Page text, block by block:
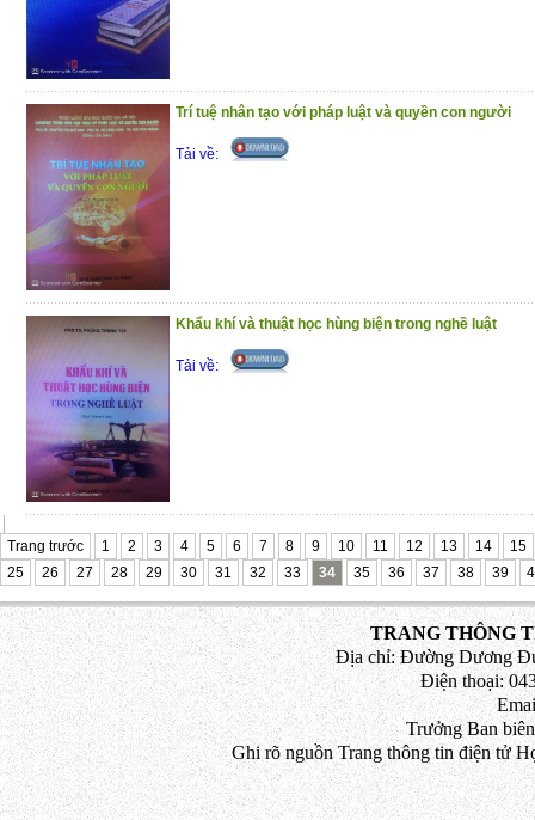
Trí tuệ nhân tạo với pháp luật và quyền con người
Tải về:
Khẩu khí và thuật học hùng biện trong nghề luật
Tải về:
Trang trước 1 2 3 4 5 6 7 8 9 10 11 12 13 14
15
25
26 27 28 29 30 31 32 33 34 35 36 37 38 39
TRANG THÔNG
Địa chỉ: Đường Dương
Điện thoại:
Trưởng Ban
Ghi rõ nguồn Trang thông tin điện tử